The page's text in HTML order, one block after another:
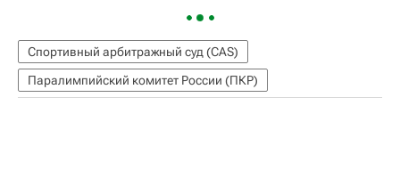
Спортивный арбитражный суд (CAS)
Паралимпийский комитет России (ПКР)